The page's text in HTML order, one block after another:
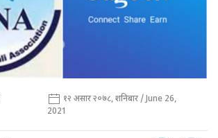
१२ असार २०७८, शनिबार / June 26,
2021